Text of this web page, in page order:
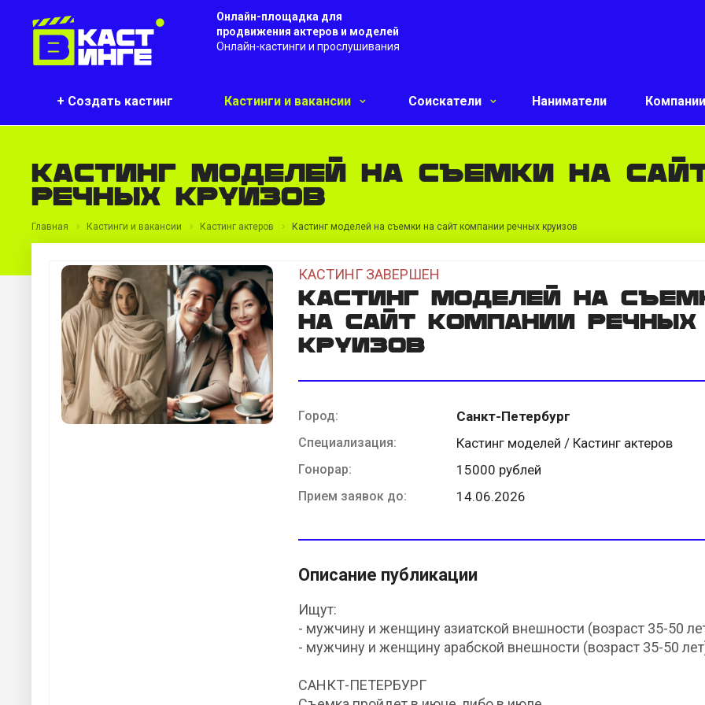
Онлайн-площадка для
продвижения актеров и моделей
Онлайн-кастинги и прослушивания
+ Создать кастинг Кастинги и вакансии Соискатели Наниматели Компании
Кастинг моделей на съемки на
речных круизов
Главная Кастинги и вакансии Кастинг актеров Кастинг моделей на съемки на сайт компании речных круизов
КАСТИНГ ЗАВЕРШЕН
Кастинг моделей на
на сайт компании речных
круизов
Город: Санкт-Петербург
Специализация: Кастинг моделей / Кастинг актеров
Гонорар: 15000 рублей
Прием заявок до: 14.06.2026
Описание публикации
Ищут:
- мужчину и женщину азиатской внешности (возраст 35-50
- мужчину и женщину арабской внешности (возраст 35-50
САНКТ-ПЕТЕРБУРГ